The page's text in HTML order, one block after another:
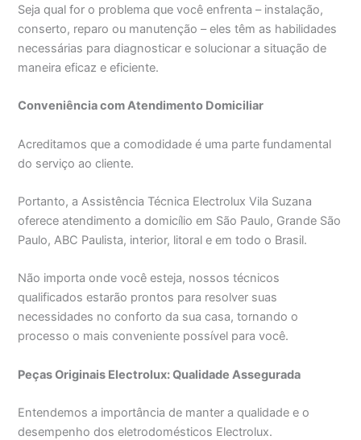
Seja qual for o problema que você enfrenta – instalação,
conserto, reparo ou manutenção – eles têm as habilidades
necessárias para diagnosticar e solucionar a situação de
maneira eficaz e eficiente.
Conveniência com Atendimento Domiciliar
Acreditamos que a comodidade é uma parte fundamental
do serviço ao cliente.
Portanto, a Assistência Técnica Electrolux Vila Suzana
oferece atendimento a domicílio em São Paulo, Grande São
Paulo, ABC Paulista, interior, litoral e em todo o Brasil.
Não importa onde você esteja, nossos técnicos
qualificados estarão prontos para resolver suas
necessidades no conforto da sua casa, tornando o
processo o mais conveniente possível para você.
Peças Originais Electrolux: Qualidade Assegurada
Entendemos a importância de manter a qualidade e o
desempenho dos eletrodomésticos Electrolux.